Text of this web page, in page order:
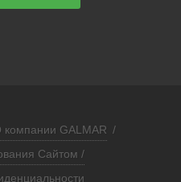
компании GALMAR /
Сайтом /